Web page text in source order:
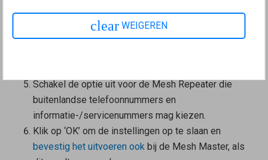
Klik op het tabblad ‘Instellingen voor de aansluiting’
(‘Aansluitingsinstellingen’).
Schakel de optie uit voor deMesh Repeaterdie
buitenlandse telefoonnummers en
informatie-/servicenummers mag kiezen.
Klik op ‘OK’ om de instellingen op te slaan en
bevestig het uitvoeren ookbij de Mesh Master, als
clear WEIGEREN